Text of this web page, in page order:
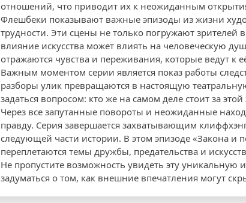
отношений, что приводит их к неожиданным
Флешбеки показывают важные эпизоды из жизни
трудности. Эти сцены не только погружают
влияние искусства может влиять на человеческую
отражаются чувства и переживания, которые ведут к
Важным моментом серии является показ работы
разборы улик превращаются в настоящую
задаться вопросом: кто же на самом деле стоит за
Через все запутанные повороты и неожиданные
правду. Серия завершается захватывающим
следующей части истории. В этом эпизоде «Закона и
переплетаются темы дружбы, предательства и
Не пропустите возможность увидеть эту уникальную
задуматься о том, как внешние впечатления могут